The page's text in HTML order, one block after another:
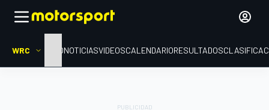
WRC INICIONOTICIASVIDEOSCALENDARIORESULTADOS